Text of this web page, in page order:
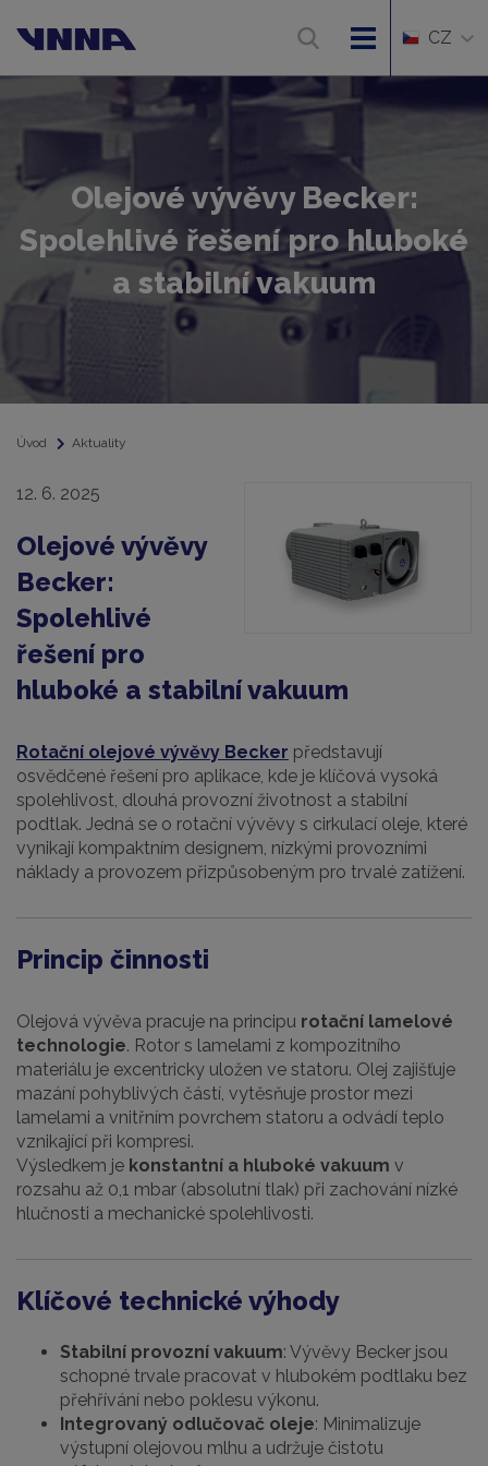
CZ
Olejové vývěvy Becker:
Spolehlivé řešení pro hluboké
a stabilní vakuum
Úvod Aktuality
12. 6. 2025
Olejové vývěvy
Becker:
Spolehlivé
řešení pro
hluboké a stabilní vakuum
Rotační olejové vývěvy Becker představují
osvědčené řešení pro aplikace, kde je klíčová vysoká
spolehlivost, dlouhá provozní životnost a stabilní
podtlak. Jedná se o rotační vývěvy s cirkulací oleje, které
vynikají kompaktním designem, nízkými provozními
náklady a provozem přizpůsobeným pro trvalé zatížení.
Princip činnosti
Olejová vývěva pracuje na principu rotační lamelové
technologie. Rotor s lamelami z kompozitního
materiálu je excentricky uložen ve statoru. Olej zajišťuje
mazání pohyblivých částí, vytěsňuje prostor mezi
lamelami a vnitřním povrchem statoru a odvádí teplo
vznikající při kompresi.
Výsledkem je konstantní a hluboké vakuum v
rozsahu až 0,1 mbar (absolutní tlak) při zachování nízké
hlučnosti a mechanické spolehlivosti.
Klíčové technické výhody
Stabilní provozní vakuum: Vývěvy Becker jsou
schopné trvale pracovat v hlubokém podtlaku bez
přehřívání nebo poklesu výkonu.
Integrovaný odlučovač oleje: Minimalizuje
výstupní olejovou mlhu a udržuje čistotu